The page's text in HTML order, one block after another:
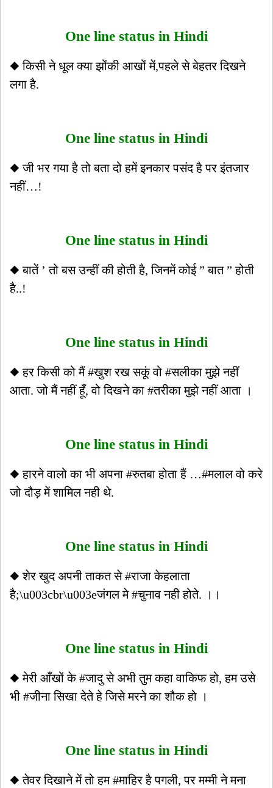
One line status in Hindi
◆ किसी ने धूल क्या झोंकी आखों में,पहले से बेहतर दिखने
लगा है.
One line status in Hindi
◆ जी भर गया है तो बता दो हमें इनकार पसंद है पर इंतजार
नहीं…!
One line status in Hindi
◆ बातें ’ तो बस उन्हीं की होती है, जिनमें कोई ” बात ” होती
है..!
One line status in Hindi
◆ हर किसी को मैं #खुश रख सकूं वो #सलीका मुझे नहीं
आता. जो मैं नहीं हूँ, वो दिखने का #तरीका मुझे नहीं आता ।
One line status in Hindi
◆ हारने वालो का भी अपना #रुतबा होता हैं …#मलाल वो करे
जो दौड़ में शामिल नही थे.
One line status in Hindi
◆ शेर खुद अपनी ताकत से #राजा केहलाता
है;\u003cbr\u003eजंगल मे #चुनाव नही होते. ।।
One line status in Hindi
◆ मेरी आँखों के #जादु से अभी तुम कहा वाकिफ हो, हम उसे
भी #जीना सिखा देते हे जिसे मरने का शौक हो ।
One line status in Hindi
◆ तेवर दिखाने में तो हम #माहिर है पगली, पर मम्मी ने मना